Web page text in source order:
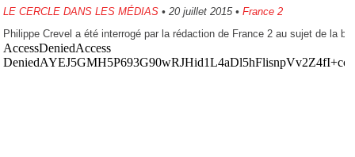
LE CERCLE DANS LES MÉDIAS • 20 juillet 2015• France 2
Philippe Crevel a été interrogé par la rédaction de France 2 au sujet de la